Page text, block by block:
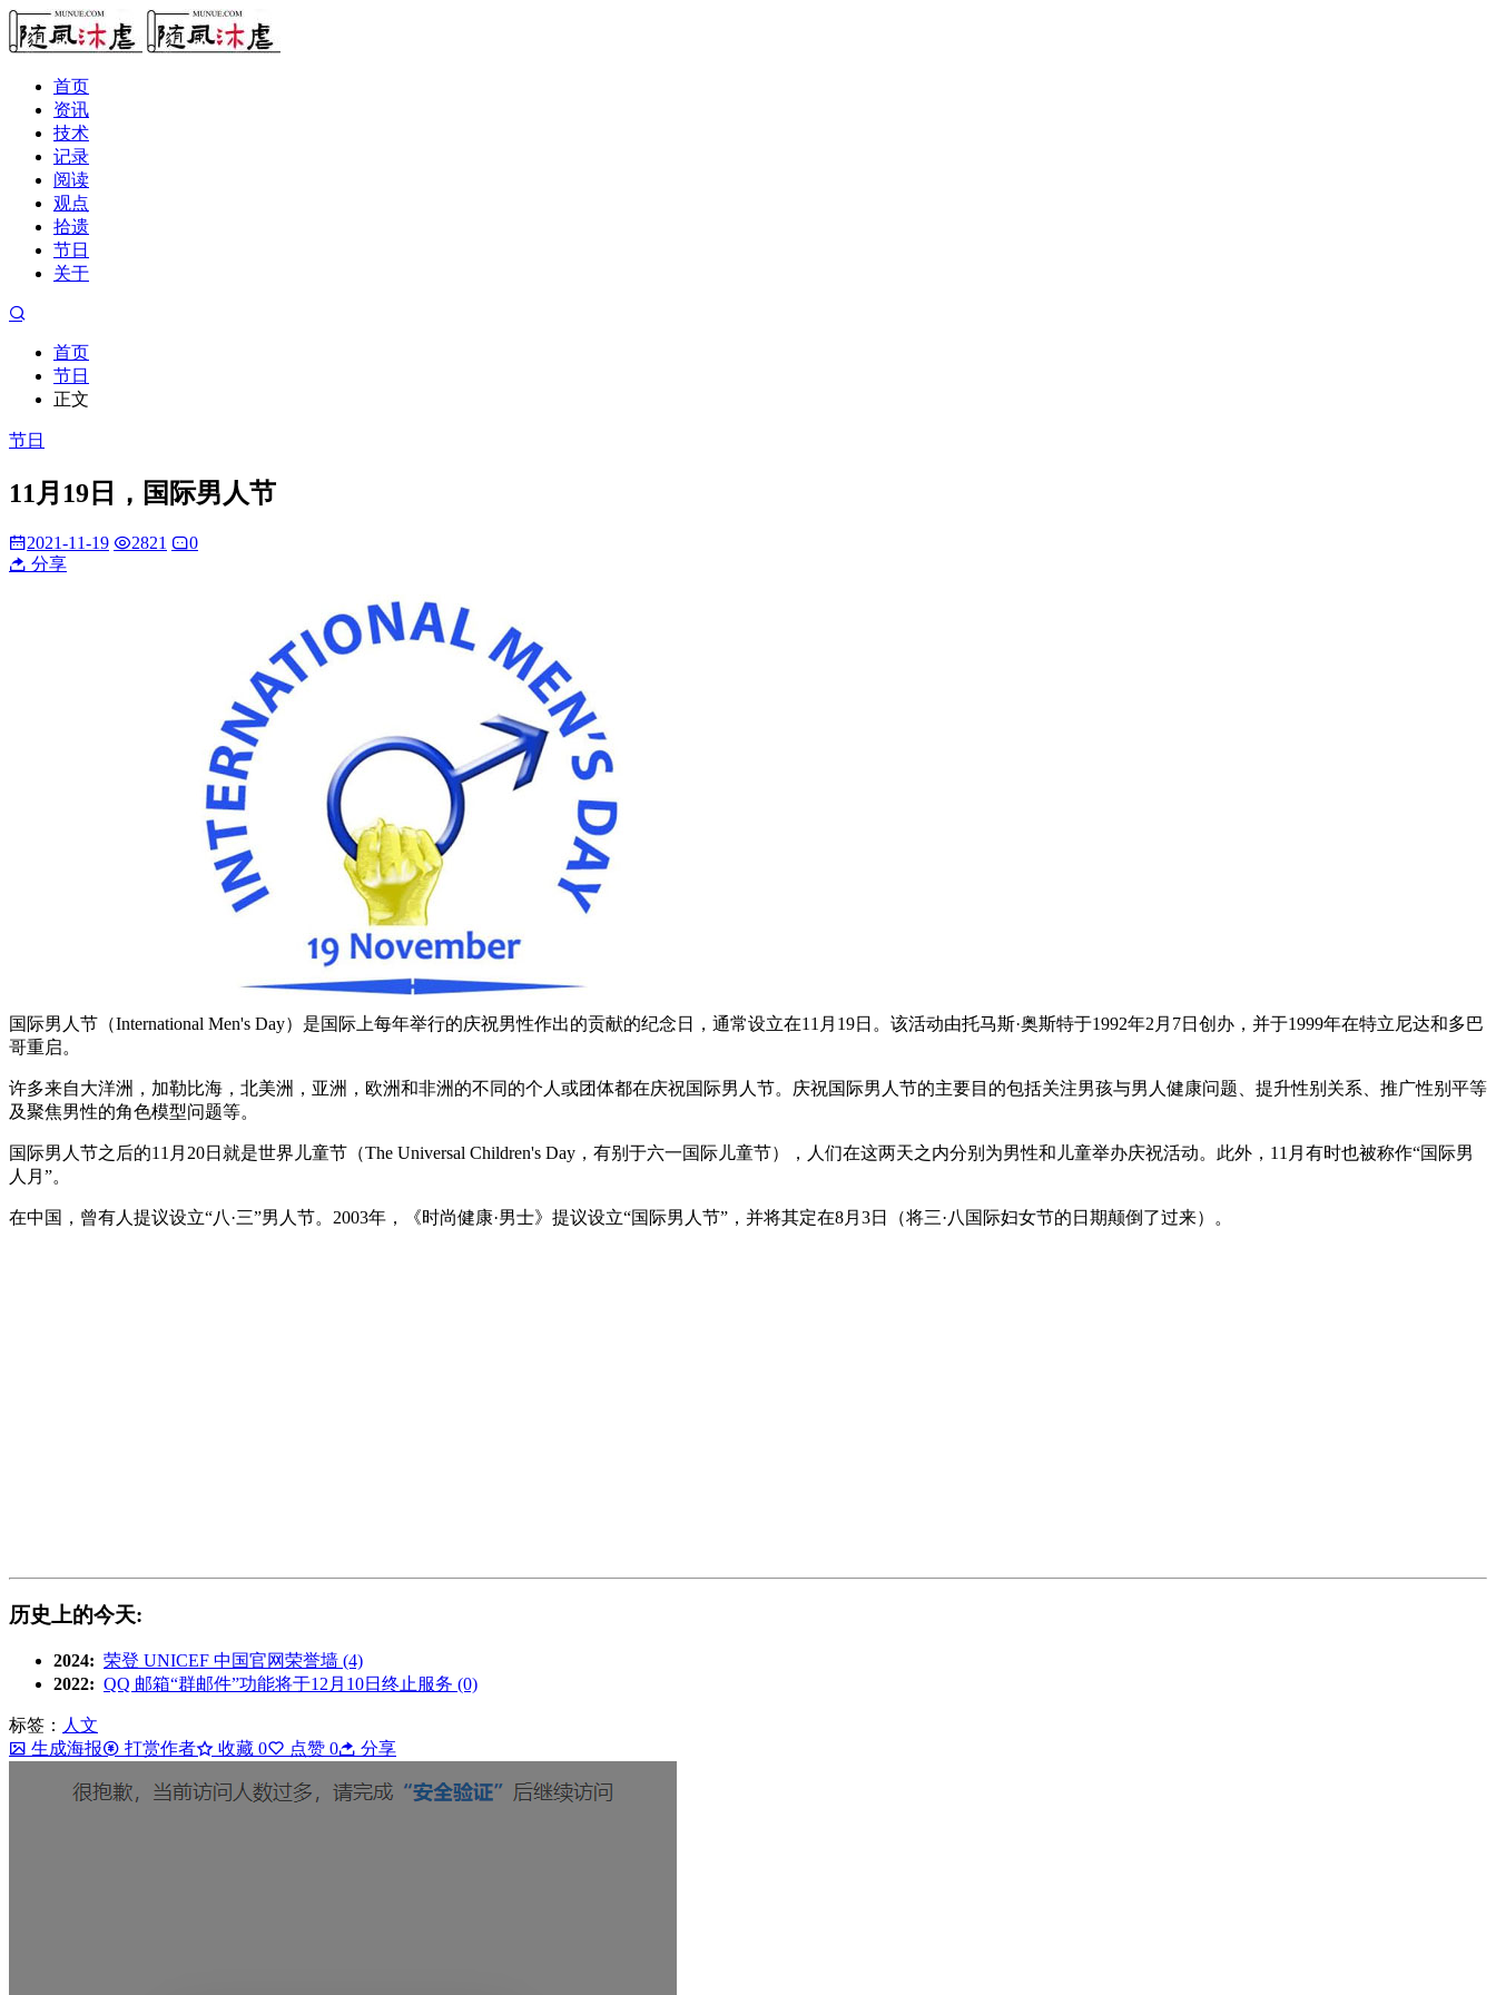
首页
资讯
技术
记录
阅读
观点
拾遗
节日
关于
首页
节日
正文
节日
11月19日，国际男人节
2021-11-19 2821
0
分享
国际男人节（International Men's Day）是国际上每年举行的庆祝男性作出的贡献的纪念日，通常设立在11月19日。该活动由托马斯·奥斯特于1992年2月7日创办，并于1999年在特立尼达和多巴
哥重启。
许多来自大洋洲，加勒比海，北美洲，亚洲，欧洲和非洲的不同的个人或团体都在庆祝国际男人节。庆祝国际男人节的主要目的包括关注男孩与男人健康问题、提升性别关系、推广性别平等
及聚焦男性的角色模型问题等。
国际男人节之后的11月20日就是世界儿童节（The Universal Children's Day，有别于六一国际儿童节），人们在这两天之内分别为男性和儿童举办庆祝活动。此外，11月有时也被称作“国际男
人月”。
在中国，曾有人提议设立“八·三”男人节。2003年，《时尚健康·男士》提议设立“国际男人节”，并将其定在8月3日（将三·八国际妇女节的日期颠倒了过来）。
历史上的今天:
2024: 荣登 UNICEF 中国官网荣誉墙 (4)
2022: QQ 邮箱“群邮件”功能将于12月10日终止服务 (0)
标签： 人文
生成海报
打赏作者 收藏 0 点赞 0 分享